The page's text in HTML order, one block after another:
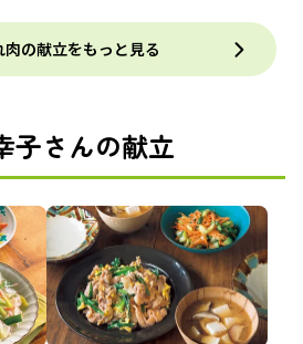
の献立をもっと見る
子さんの献立